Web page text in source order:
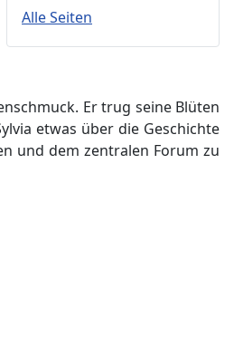
Alle Seiten
Er trug seine Blüten
etwas über die Geschichte
und dem zentralen Forum zu